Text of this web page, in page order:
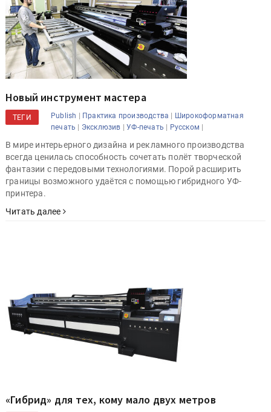
Новый инструмент мастера
ТЕГИ Publish | Практика производства | Широкоформатная
печать | Эксклюзив |УФ-печать | Русском |
В мире интерьерного дизайна и рекламного производства
всегда ценилась способность сочетать полёт творческой
фантазии с передовыми технологиями. Порой расширить
границы возможного удаётся с помощью гибридного УФ-
принтера.
Читать далее
«Гибрид» для тех, кому мало двух метров